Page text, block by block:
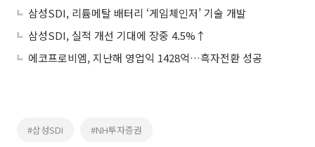
삼성SDI, 리튬메탈 배터리 ‘게임체인저’ 기술 개발
삼성SDI, 실적 개선 기대에 장중 4.5%↑
에코프로비엠, 지난해 영업익 1428억…흑자전환 성공
#삼성SDI #NH투자증권